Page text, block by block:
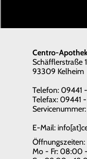
Centro-
Schäfflerstraße 1
93309 Kelheim
Telefon: 09441
Telefax: 09441
E-Mail:
Öffnungszeiten:
Mo - Fr: 08:00